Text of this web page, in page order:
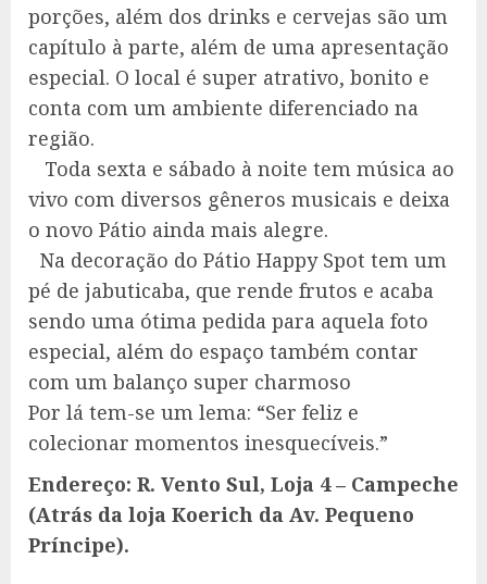
porções, além dos drinks e cervejas são um
capítulo à parte, além de uma apresentação
especial. O local é super atrativo, bonito e
conta com um ambiente diferenciado na
região.
Toda sexta e sábado à noite tem música ao
vivo com diversos gêneros musicais e deixa
o novo Pátio ainda mais alegre.
Na decoração do Pátio Happy Spot tem um
pé de jabuticaba, que rende frutos e acaba
sendo uma ótima pedida para aquela foto
especial, além do espaço também contar
com um balanço super charmoso
Por lá tem-se um lema: “Ser feliz e
colecionar momentos inesquecíveis.”
Endereço: R. Vento Sul, Loja 4 – Campeche
(Atrás da loja Koerich da Av. Pequeno
Príncipe).